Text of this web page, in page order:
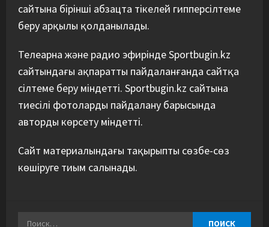
сайтына бірінші абзацта тікелей гипперсілтеме
беру арқылы қолданылады.
Телеарна және радио эфирінде Sportbugin.kz
сайтындағы ақпаратты пайдаланғанда сайтқа
сілтеме беру міндетті. Sportbugin.kz сайтына
тиесілі фотоларды пайдалану барысында
авторды көрсету міндетті.
Сайт материалындағы тақырыпты сөзбе-сөз
көшіруге тиым салынады.